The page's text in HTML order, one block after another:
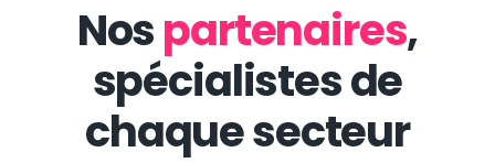
Nospartenaires,
spécialistes de
chaque secteur